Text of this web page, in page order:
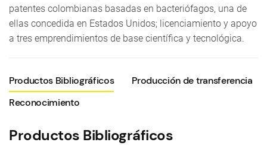
patentes colombianas basadas en bacteriófagos, una de
ellas concedida en Estados Unidos; licenciamiento y apoyo
a tres emprendimientos de base científica y tecnológica.
Productos Bibliográficos
Producción de transferencia
Reconocimiento
Productos Bibliográficos